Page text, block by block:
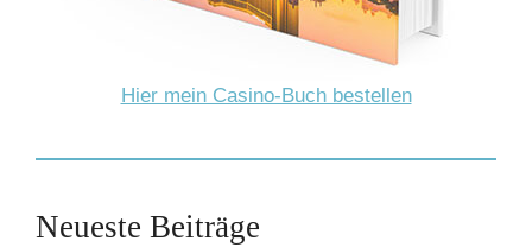
Hier mein Casino-Buch bestellen
Neueste Beiträge